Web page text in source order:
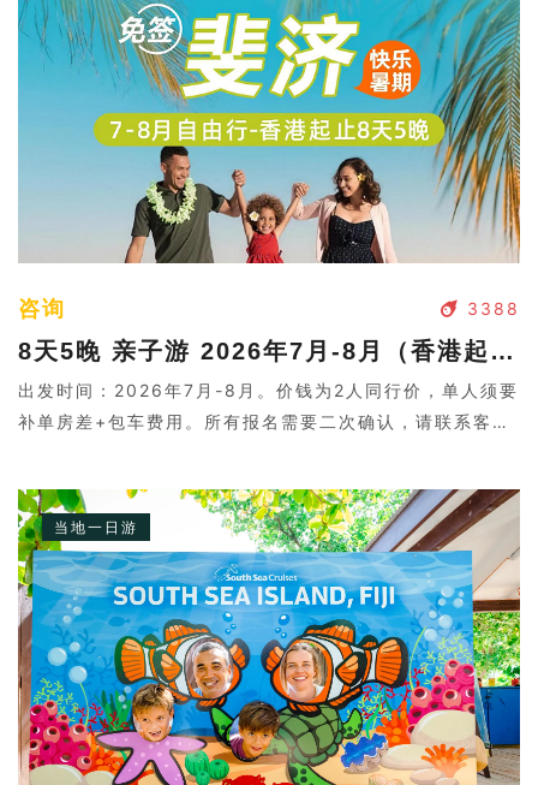
3388
咨询
8天5晚 亲子游 2026年7月-8月（香港起止）
出发时间：2026年7月-8月。价钱为2人同行价，单人须要
补单房差+包车费用。所有报名需要二次确认，请联系客
当地一日游